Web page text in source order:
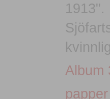
1913".
Album
papper